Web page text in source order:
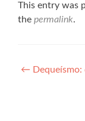
This entry was
the permalink.
←